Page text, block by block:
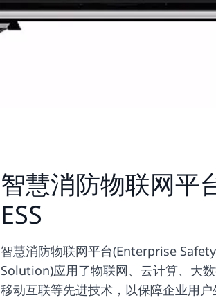
智慧消防物联网平
ESS
智慧消防物联网平台(Enterprise Safety
Solution)应用了物联网、云计算、大数
移动互联等先进技术，以保障企业用户